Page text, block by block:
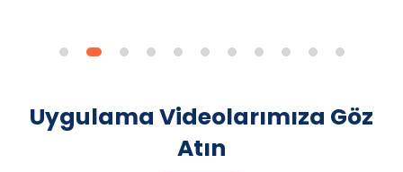
Uygulama Videolarımıza Göz
Atın